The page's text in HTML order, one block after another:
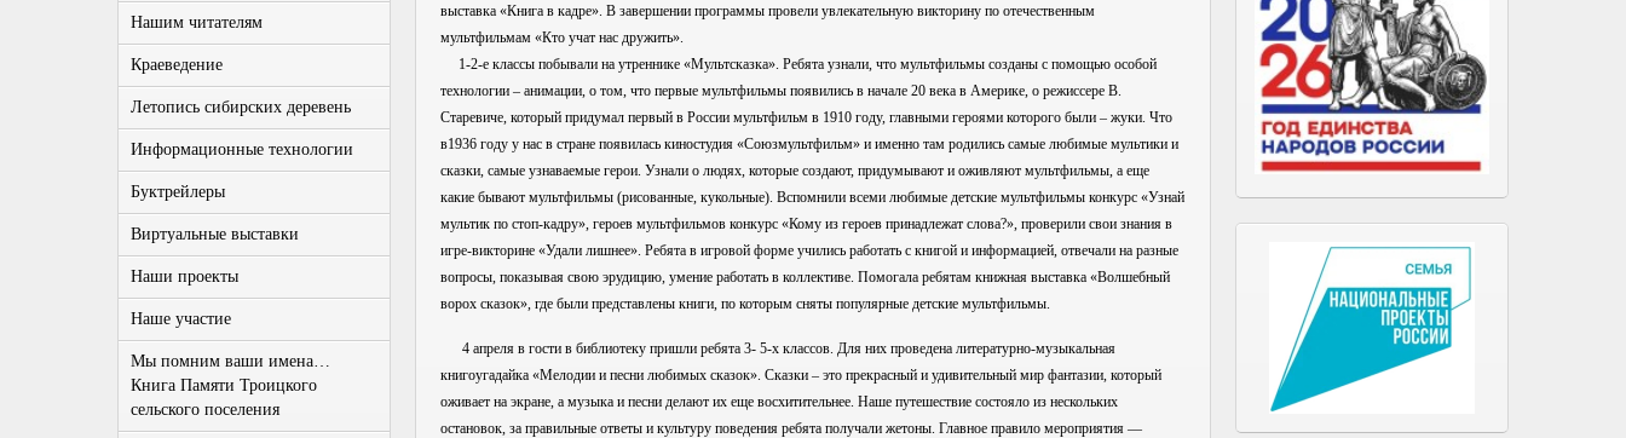
выставка «Книга в кадре». В завершении программы провели увлекательную викторину по отечественным
мультфильмам «Кто учат нас дружить».
1-2-е классы побывали на утреннике «Мультсказка». Ребята узнали, что мультфильмы созданы с помощью особой
технологии – анимации, о том, что первые мультфильмы появились в начале 20 века в Америке, о режиссере В.
Старевиче, который придумал первый в России мультфильм в 1910 году, главными героями которого были – жуки. Что
в1936 году у нас в стране появилась киностудия «Союзмультфильм» и именно там родились самые любимые мультики и
сказки, самые узнаваемые герои. Узнали о людях, которые создают, придумывают и оживляют мультфильмы, а еще
какие бывают мультфильмы (рисованные, кукольные). Вспомнили всеми любимые детские мультфильмы конкурс «Узнай
мультик по стоп-кадру», героев мультфильмов конкурс «Кому из героев принадлежат слова?», проверили свои знания в
игре-викторине «Удали лишнее». Ребята в игровой форме учились работать с книгой и информацией, отвечали на разные
вопросы, показывая свою эрудицию, умение работать в коллективе. Помогала ребятам книжная выставка «Волшебный
ворох сказок», где были представлены книги, по которым сняты популярные детские мультфильмы.
4 апреля в гости в библиотеку пришли ребята 3- 5-х классов. Для них проведена литературно-музыкальная
книгоугадайка «Мелодии и песни любимых сказок». Сказки – это прекрасный и удивительный мир фантазии, который
оживает на экране, а музыка и песни делают их еще восхитительнее. Наше путешествие состояло из нескольких
остановок, за правильные ответы и культуру поведения ребята получали жетоны. Главное правило мероприятия —
Нашим читателям
Краеведение
Летопись сибирских деревень
Информационные технологии
Буктрейлеры
Виртуальные выставки
Наши проекты
Наше участие
Мы помним ваши имена…
Книга Памяти Троицкого
сельского поселения